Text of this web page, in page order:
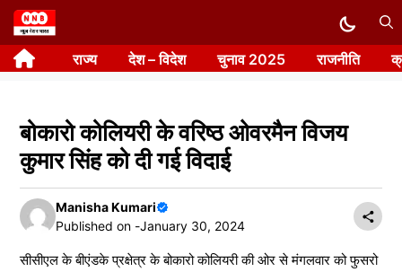
Skip
to
content राज्य देश – विदेश चुनाव 2025 राजनीति
बोकारो कोलियरी के वरिष्ठ ओवरमैन विजय
कुमार सिंह को दी गई विदाई
Manisha Kumari
Published on -January 30, 2024
सीसीएल के बीएंडके प्रक्षेत्र के बोकारो कोलियरी की ओर से मंगलवार को फुसरो